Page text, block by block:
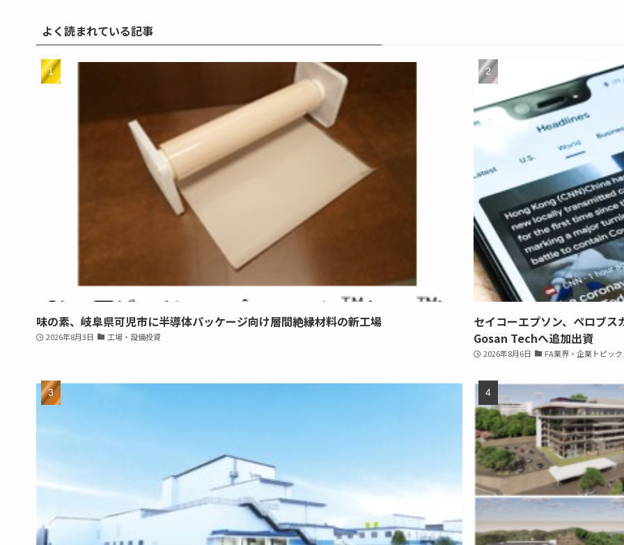
よく読まれている記事
味の素、岐阜県可児市に半導体パッケージ向け層間絶縁材料の新工場
2026年8月3日 工場・設備投資
セイコーエプソン、ペロブ
Gosan Techへ追加出資
2026年8月6日 FA業界・企業トピッ